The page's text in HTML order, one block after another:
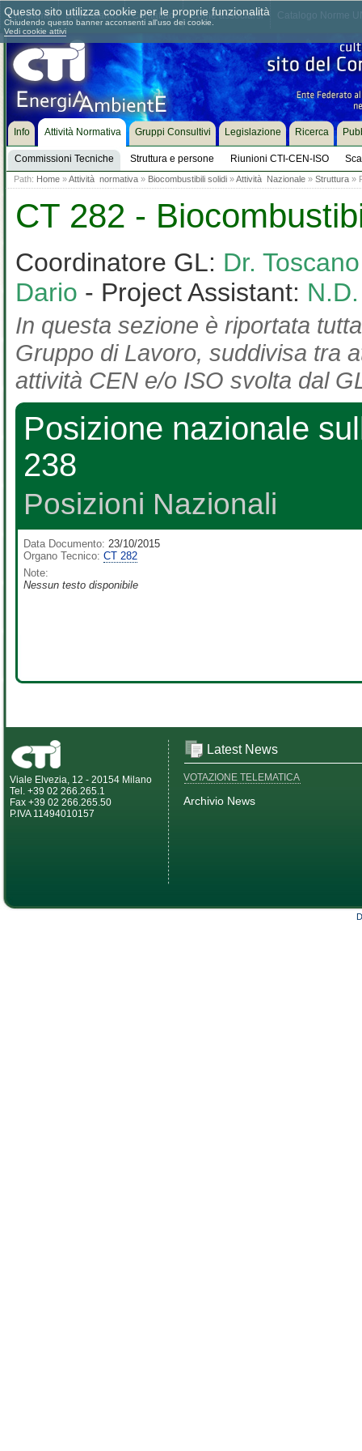
Chi siamo Dove siamo Contattaci Come associarsi
Info Attività Normativa
Commissioni Tecniche Struttura e persone Riunioni CTI-CEN-ISO
Gruppi Consultivi Legislazione Ricerca
Path: Home »Attività normativa » Biocombustibili solidi »Attività Nazionale » Struttura »
CT 282 -
Coordinatore GL: Dr.
Dario - Project Assistant: N.D.
In questa sezione è riportata
Gruppo di Lavoro, suddivisa tra
attività CEN e/o ISO svolta dal
Posizione nazionale
238
Posizioni Nazionali
Data Documento: 23/10/2015
Organo Tecnico: CT 282
Note:
Nessun testo disponibile
Viale Elvezia, 12 - 20154 Milano
Tel. +39 02 266.265.1
Fax +39 02 266.265.50
P.IVA 11494010157
Latest News
VOTAZIONE TELEMATICA
Archivio News
Questo sito utilizza cookie per le proprie funzionalità
Chiudendo questo banner acconsenti all'uso dei cookie.
Vedi cookie attivi